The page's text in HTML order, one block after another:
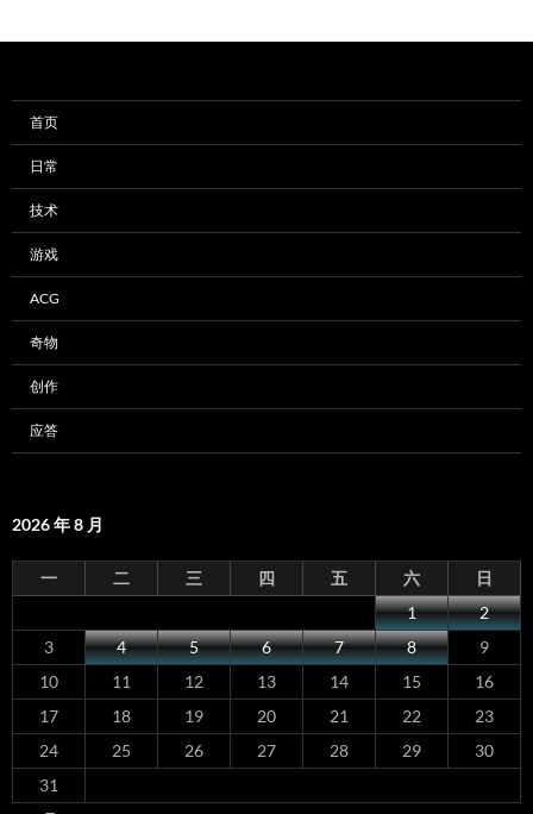
首页
日常
技术
游戏
ACG
奇物
创作
应答
2026 年 8 月
一 二 三 四 五 六
日
1
2
3
4 5 6 7 8
9
10
11 12 13 14 15
16
17
18 19 20 21 22
23
24
25 26 27 28 29
30
31